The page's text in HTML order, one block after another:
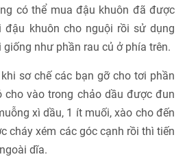
có thể mua đậu khuôn đã được
đậu khuôn cho nguội rồi sử dụng
như phần rau củ ở phía trên.
sơ chế các bạn gỡ cho tơi phần
cho vào trong chảo dầu được đun
xì dầu, 1 ít muối, xào cho đến
cháy xém các góc cạnh rồi thì tiến
dĩa.